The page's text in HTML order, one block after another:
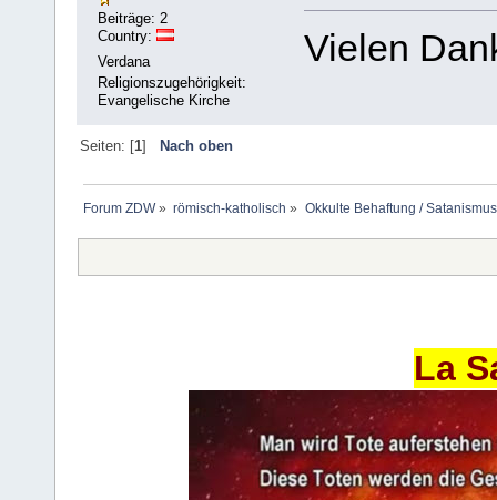
Beiträge: 2
Country:
Verdana
Religionszugehörigkeit:
Evangelische Kirche
Vielen
Seiten: [1] Nach oben
Forum ZDW» römisch-katholisch » Okkulte Behaftung /
La